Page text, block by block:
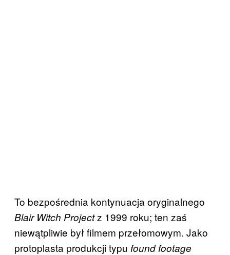
To bezpośrednia kontynuacja oryginalnego
Blair Witch Projectz 1999 roku; ten zaś
niewątpliwie był filmem przełomowym. Jako
protoplasta produkcji typu found footage